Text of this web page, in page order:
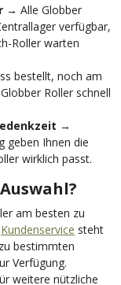
→ Alle Globber
verfügbar,
Roller warten
bestellt, noch am
Roller schnell
→
geben Ihnen die
wirklich passt.
am besten zu
Kundenservice steht
bestimmten
Verfügung.
weitere nützliche